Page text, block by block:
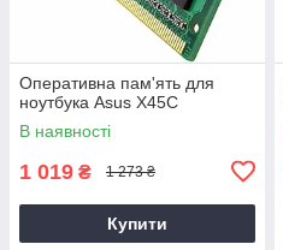
Оперативна пам'ять для
ноутбука Asus X45C
В наявності
1 019 ₴ 1 273 ₴
Купити